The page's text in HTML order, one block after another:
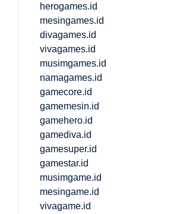
herogames.id
mesingames.id
divagames.id
vivagames.id
musimgames.id
namagames.id
gamecore.id
gamemesin.id
gamehero.id
gamediva.id
gamesuper.id
gamestar.id
musimgame.id
mesingame.id
vivagame.id